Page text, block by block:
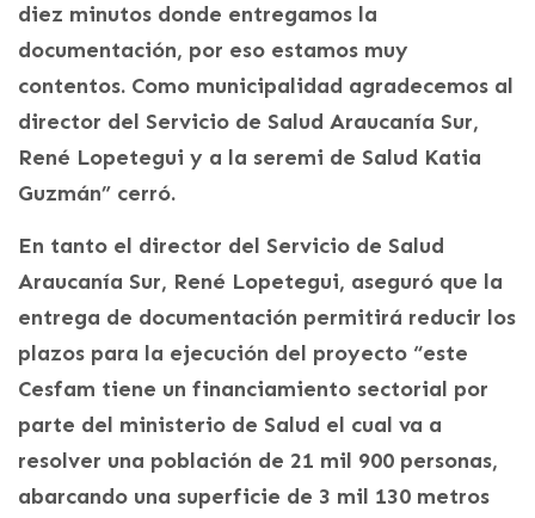
diez minutos donde entregamos la
documentación, por eso estamos muy
contentos. Como municipalidad agradecemos al
director del Servicio de Salud Araucanía Sur,
René Lopetegui y a la seremi de Salud Katia
Guzmán” cerró.
En tanto el director del Servicio de Salud
Araucanía Sur, René Lopetegui, aseguró que la
entrega de documentación permitirá reducir los
plazos para la ejecución del proyecto “este
Cesfam tiene un financiamiento sectorial por
parte del ministerio de Salud el cual va a
resolver una población de 21 mil 900 personas,
abarcando una superficie de 3 mil 130 metros